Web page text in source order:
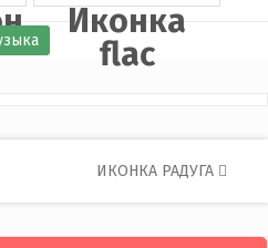
Иконка
flac
ИКОНКА РАДУГА